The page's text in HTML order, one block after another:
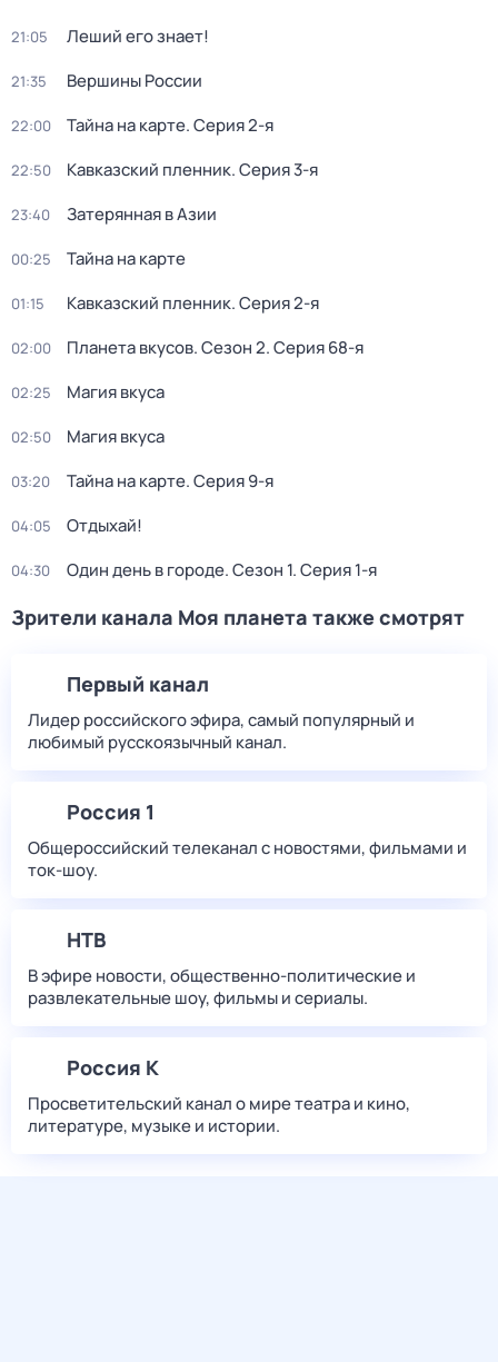
21:05 Леший его знает!
21:35 Вершины России
22:00 Тайна на карте. Серия 2-я
22:50 Кавказский пленник. Серия 3-я
23:40 Затерянная в Азии
00:25 Тайна на карте
01:15 Кавказский пленник. Серия 2-я
02:00 Планета вкусов. Сезон 2. Серия 68-я
02:25 Магия вкуса
02:50 Магия вкуса
03:20 Тайна на карте. Серия 9-я
04:05 Отдыхай!
04:30 Один день в городе. Сезон 1. Серия 1-я
Зрители канала Моя планета также смотрят
Первый канал
Лидер российского эфира, самый популярный и
любимый русскоязычный канал.
Россия 1
Общероссийский телеканал с новостями, фильмами и
ток-шоу.
НТВ
В эфире новости, общественно-политические и
развлекательные шоу, фильмы и сериалы.
Россия К
Просветительский канал о мире театра и кино,
литературе, музыке и истории.